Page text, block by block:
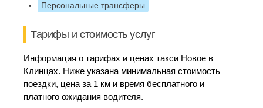
Персональные трансферы
Тарифы и стоимость услуг
Информация о тарифах и ценах такси Новое в
Клинцах. Ниже указана минимальная стоимость
поездки, цена за 1 км и время бесплатного и
платного ожидания водителя.